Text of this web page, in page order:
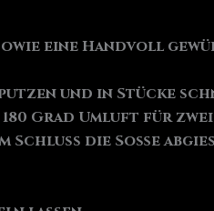
eine Handvoll
und in Stücke
Grad Umluft für
Schluss die Soße